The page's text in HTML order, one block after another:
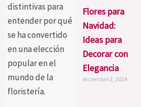
distintivas para
entender por qué
se ha convertido
en una elección
popular en el
mundo de la
floristería.
Flores para
Navidad:
Ideas para
Decorar con
Elegancia
diciembre 2, 2024